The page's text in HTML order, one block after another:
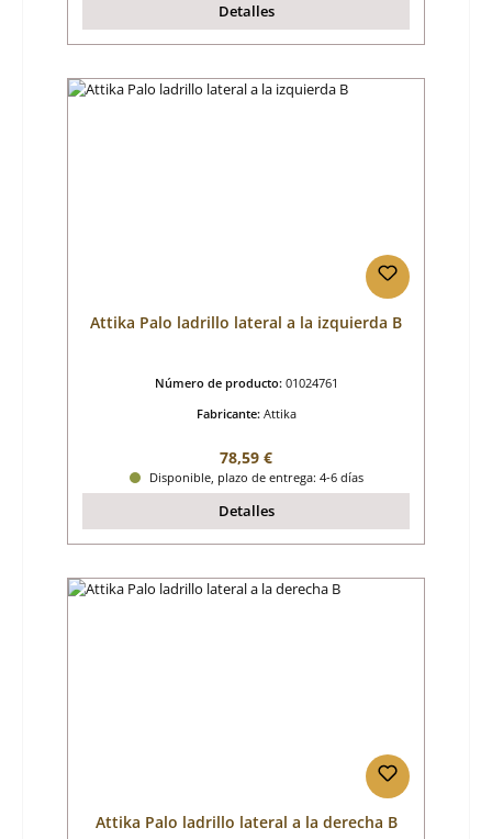
Detalles
Attika Palo ladrillo lateral a la izquierda B
Número de producto: 01024761
Fabricante: Attika
Precio normal:
78,59 €
Disponible, plazo de entrega: 4-6 días
Detalles
Attika Palo ladrillo lateral a la derecha B